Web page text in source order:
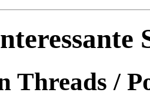
Threads /